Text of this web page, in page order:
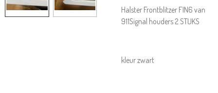
Halster Frontblitzer FIN6 van
911Signal houders 2 STUKS
kleur zwart